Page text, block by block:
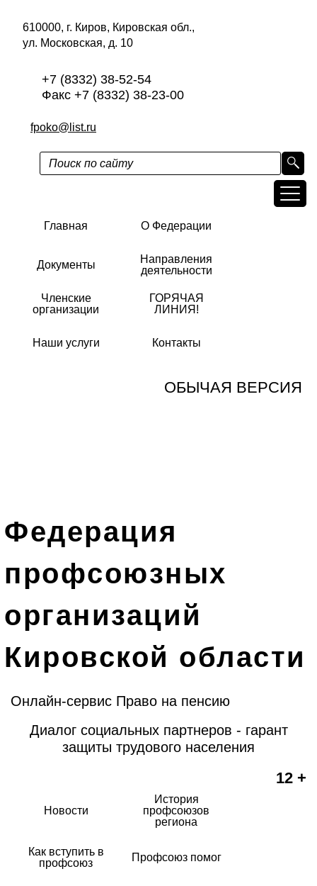
610000, г. Киров, Кировская обл.,
ул. Московская, д. 10
+7 (8332) 38-52-54
Факс +7 (8332) 38-23-00
fpoko@list.ru
Главная О Федерации
Документы
Направления
деятельности
Членские
организации
ГОРЯЧАЯ
ЛИНИЯ!
Наши услуги Контакты
ОБЫЧАЯ ВЕРСИЯ
Федерация
профсоюзных
организаций
Кировской области
Онлайн-сервис Право на пенсию
Диалог социальных партнеров - гарант
защиты трудового населения
12 +
Новости
История
профсоюзов
региона
Как вступить в
профсоюз
Профсоюз помог